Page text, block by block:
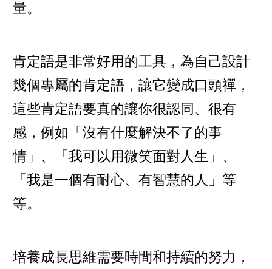
量。
肯定語是非常好用的工具，為自己設計
幾個專屬的肯定語，讓它變成口頭禪，
這些肯定語要真的讓你很認同、很有
感，例如「沒有什麼解決不了的事
情」、「我可以用微笑面對人生」、
「我是一個有耐心、有智慧的人」等
等。
培養成長思維需要時間和持續的努力，